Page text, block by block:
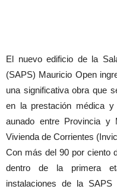
El nuevo edificio de la
(SAPS) Mauricio Open
una significativa obra que
en la prestación médica
aunado entre Provincia y
Vivienda de Corrientes
Con más del 90 por ciento
dentro de la primera
instalaciones de la